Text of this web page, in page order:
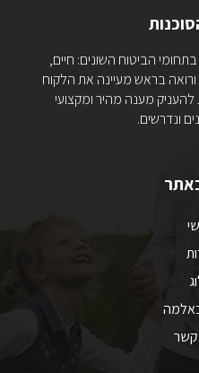
הביטוח השונים: חיים,
בראש מעיינה את הלקוח
מענה מהיר ומקצועי
ונדרשים.
קשר